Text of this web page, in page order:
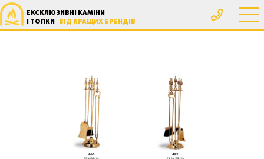
ЕКСКЛЮЗИВНІ КАМІНИ
І ТОПКИ ВІД КРАЩИХ БРЕНДІВ